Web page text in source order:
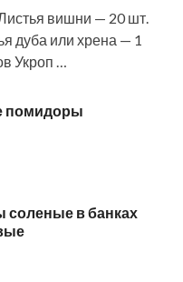
вишни — 20 шт.
дуба или хрена — 1
Укроп …
помидоры
в банках